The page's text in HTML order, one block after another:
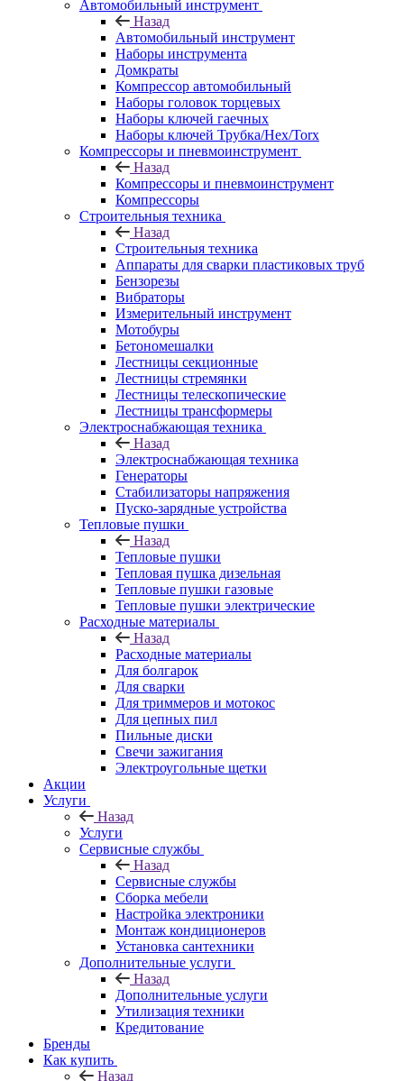
Автомобильный инструмент
Назад
Автомобильный инструмент
Наборы инструмента
Домкраты
Компрессор автомобильный
Наборы головок торцевых
Наборы ключей гаечных
Наборы ключей Трубка/Hex/Torx
Компрессоры и пневмоинструмент
Назад
Компрессоры и пневмоинструмент
Компрессоры
Строительныя техника
Назад
Строительныя техника
Аппараты для сварки пластиковых труб
Бензорезы
Вибраторы
Измерительный инструмент
Мотобуры
Бетономешалки
Лестницы секционные
Лестницы стремянки
Лестницы телескопические
Лестницы трансформеры
Электроснабжающая техника
Назад
Электроснабжающая техника
Генераторы
Стабилизаторы напряжения
Пуско-зарядные устройства
Тепловые пушки
Назад
Тепловые пушки
Тепловая пушка дизельная
Тепловые пушки газовые
Тепловые пушки электрические
Расходные материалы
Назад
Расходные материалы
Для болгарок
Для сварки
Для триммеров и мотокос
Для цепных пил
Пильные диски
Свечи зажигания
Электроугольные щетки
Акции
Услуги
Назад
Услуги
Сервисные службы
Назад
Сервисные службы
Сборка мебели
Настройка электроники
Монтаж кондиционеров
Установка сантехники
Дополнительные услуги
Назад
Дополнительные услуги
Утилизация техники
Кредитование
Бренды
Как купить
Назад